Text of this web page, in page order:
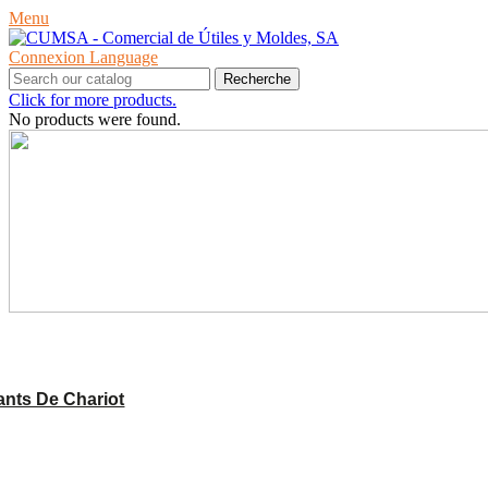
Menu
Connexion Language
Recherche
Click for more products.
No products were found.
De Chariot